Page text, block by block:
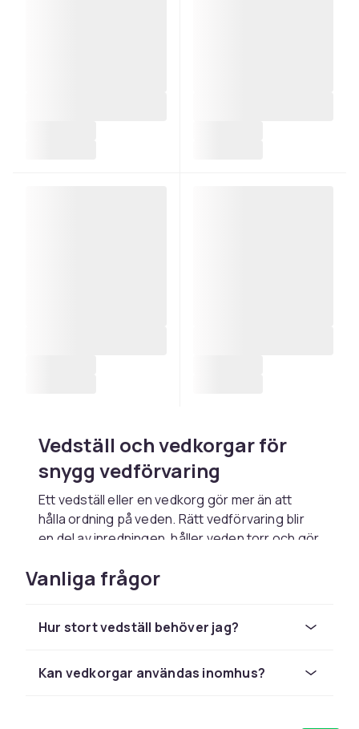
Vedställ och vedkorgar för
snygg vedförvaring
Ett vedställ eller en vedkorg gör mer än att
hålla ordning på veden. Rätt vedförvaring blir
en del av inredningen, håller veden torr och gör
räckhåll. Hos CDON hittar du ett stort utbud av
vedställ och vedkorgar från välkända
flätad pil, med snabb leverans och tryggt köp.
Vedställ inomhus som lyfter
Vanliga frågor
Hur stort vedställ behöver jag?
Kan vedkorgar användas inomhus?